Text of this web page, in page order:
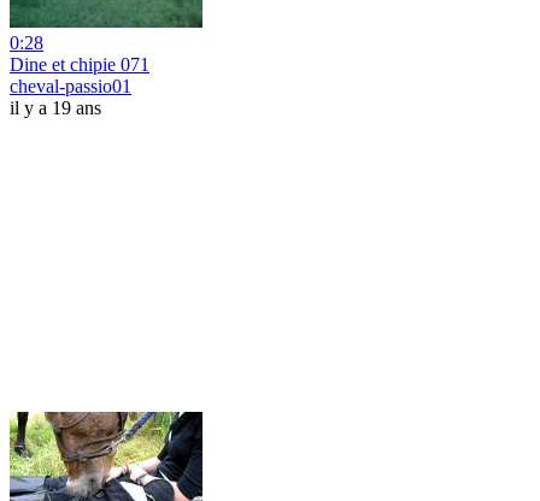
0:28
Dine et chipie 071
cheval-passio01
il y a 19 ans